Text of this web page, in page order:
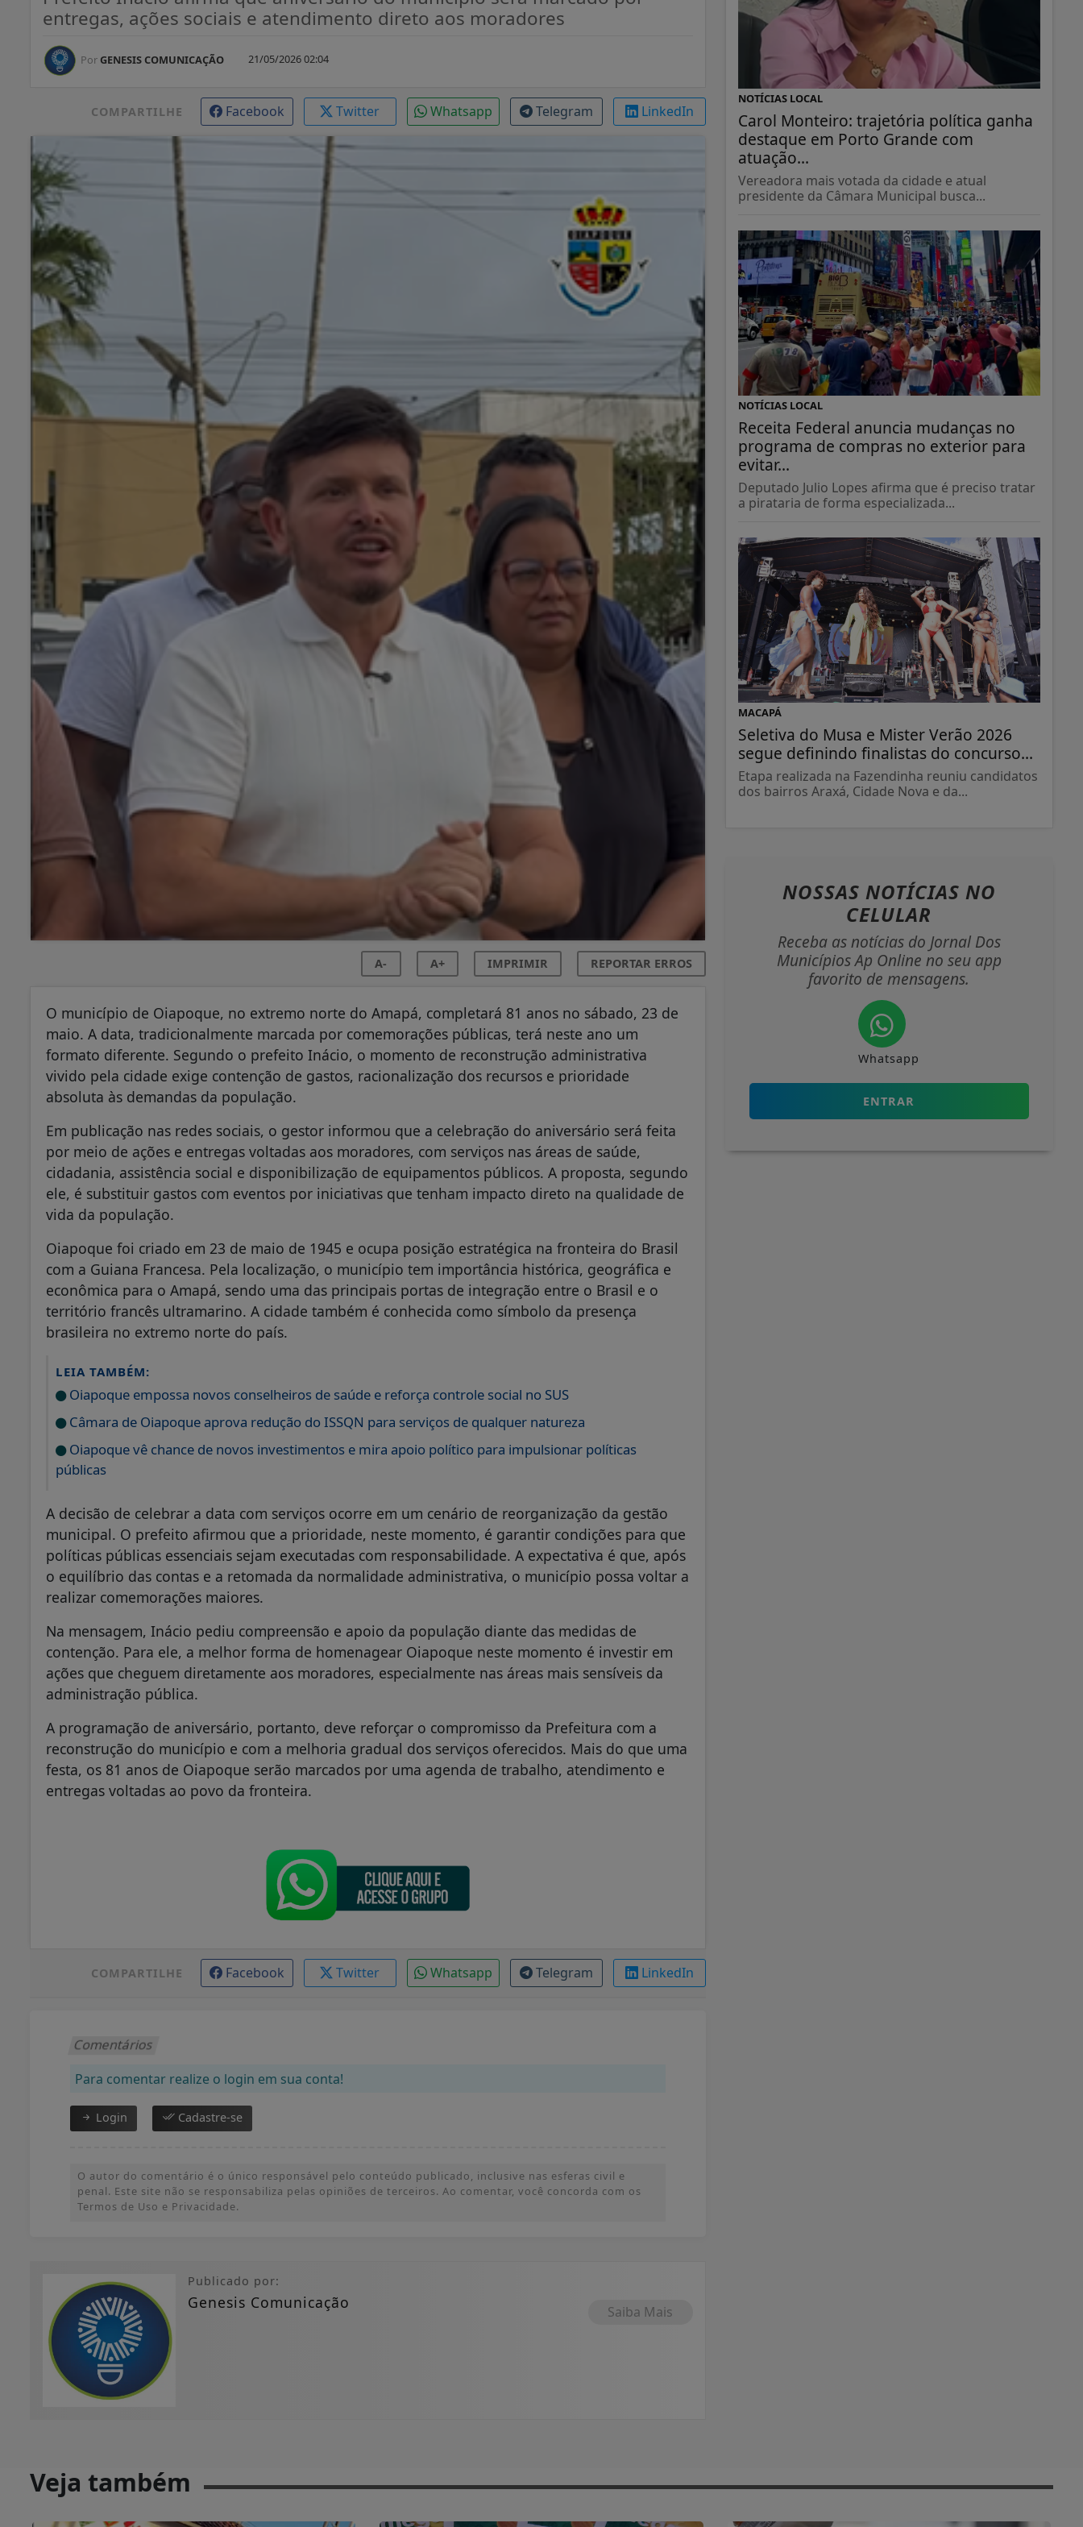
entregas, ações sociais e atendimento direto aos moradores
Por GENESIS COMUNICAÇÃO 21/05/2026 02:04
COMPARTILHE Facebook Twitter Whatsapp Telegram LinkedIn
A- A+ IMPRIMIR REPORTAR ERROS
O município de Oiapoque, no extremo norte do Amapá, completará 81 anos no sábado, 23 de
maio. A data, tradicionalmente marcada por comemorações públicas, terá neste ano um
formato diferente. Segundo o prefeito Inácio, o momento de reconstrução administrativa
vivido pela cidade exige contenção de gastos, racionalização dos recursos e prioridade
absoluta às demandas da população.
Em publicação nas redes sociais, o gestor informou que a celebração do aniversário será feita
por meio de ações e entregas voltadas aos moradores, com serviços nas áreas de saúde,
cidadania, assistência social e disponibilização de equipamentos públicos. A proposta, segundo
ele, é substituir gastos com eventos por iniciativas que tenham impacto direto na qualidade de
vida da população.
Oiapoque foi criado em 23 de maio de 1945 e ocupa posição estratégica na fronteira do Brasil
com a Guiana Francesa. Pela localização, o município tem importância histórica, geográfica e
econômica para o Amapá, sendo uma das principais portas de integração entre o Brasil e o
território francês ultramarino. A cidade também é conhecida como símbolo da presença
brasileira no extremo norte do país.
LEIA TAMBÉM:
Oiapoque empossa novos conselheiros de saúde e reforça controle social no SUS
Câmara de Oiapoque aprova redução do ISSQN para serviços de qualquer natureza
Oiapoque vê chance de novos investimentos e mira apoio político para impulsionar políticas
públicas
A decisão de celebrar a data com serviços ocorre em um cenário de reorganização da gestão
municipal. O prefeito afirmou que a prioridade, neste momento, é garantir condições para que
políticas públicas essenciais sejam executadas com responsabilidade. A expectativa é que, após
o equilíbrio das contas e a retomada da normalidade administrativa, o município possa voltar a
realizar comemorações maiores.
Na mensagem, Inácio pediu compreensão e apoio da população diante das medidas de
contenção. Para ele, a melhor forma de homenagear Oiapoque neste momento é investir em
ações que cheguem diretamente aos moradores, especialmente nas áreas mais sensíveis da
administração pública.
A programação de aniversário, portanto, deve reforçar o compromisso da Prefeitura com a
reconstrução do município e com a melhoria gradual dos serviços oferecidos. Mais do que uma
festa, os 81 anos de Oiapoque serão marcados por uma agenda de trabalho, atendimento e
entregas voltadas ao povo da fronteira.
COMPARTILHE Facebook Twitter Whatsapp Telegram LinkedIn
Comentários
Para comentar realize o login em sua conta!
Login Cadastre-se
O autor do comentário é o único responsável pelo conteúdo publicado, inclusive nas esferas civil e
penal. Este site não se responsabiliza pelas opiniões de terceiros. Ao comentar, você concorda com os
Termos de Uso e Privacidade.
Publicado por:
Genesis Comunicação Saiba Mais
NOTÍCIAS LOCAL
Carol Monteiro: trajetória política ganha
destaque em Porto Grande com
atuação...
Vereadora mais votada da cidade e atual
presidente da Câmara Municipal busca...
NOTÍCIAS LOCAL
Receita Federal anuncia mudanças no
programa de compras no exterior para
evitar...
Deputado Julio Lopes afirma que é preciso tratar
a pirataria de forma especializada...
MACAPÁ
Seletiva do Musa e Mister Verão 2026
segue definindo finalistas do concurso...
Etapa realizada na Fazendinha reuniu candidatos
dos bairros Araxá, Cidade Nova e da...
NOSSAS NOTÍCIAS NO
CELULAR
Receba as notícias do Jornal Dos
Municípios Ap Online no seu app
favorito de mensagens.
Whatsapp
ENTRAR
Veja também